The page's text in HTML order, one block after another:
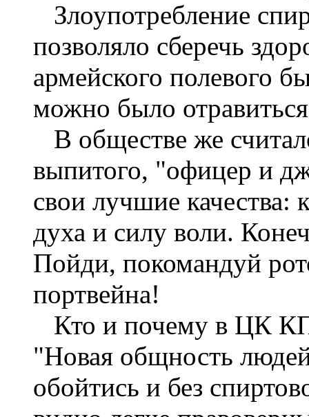
Злоупотребление
позволяло сберечь
армейского полевого
можно было
В обществе же
выпитого, "офицер и
свои лучшие качества:
духа и силу воли.
Пойди, покомандуй
портвейна!
Кто и почему в ЦК
"Новая общность
обойтись и без